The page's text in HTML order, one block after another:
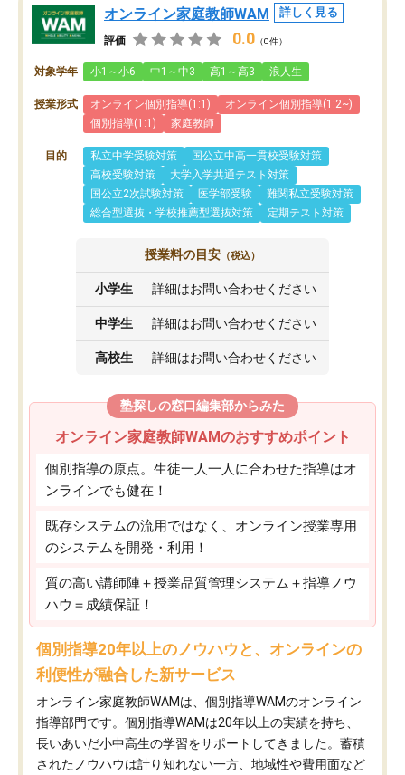
オンライン家庭教師WAM 詳しく見る
評価 0.0 （0件）
対象学年 小1～小6 中1～中3 高1～高3 浪人生
授業形式 オンライン個別指導(1:1)
オンライン個別指導(1:2~)
個別指導(1:1)
家庭教師
目的 私立中学受験対策
国公立中高一貫校受験対策
高校受験対策
大学入学共通テスト対策
国公立2次試験対策
医学部受験
難関私立受験対策
総合型選抜・学校推薦型選抜対策
定期テスト対策
授業料の目安 （税込）
小学生 詳細はお問い合わせください
中学生 詳細はお問い合わせください
高校生 詳細はお問い合わせください
塾探しの窓口編集部からみた
オンライン家庭教師WAMのおすすめポイント
個別指導の原点。生徒一人一人に合わせた指導はオ
ンラインでも健在！
既存システムの流用ではなく、オンライン授業専用
のシステムを開発・利用！
質の高い講師陣＋授業品質管理システム＋指導ノウ
ハウ＝成績保証！
個別指導20年以上のノウハウと、オンラインの
利便性が融合した新サービス
オンライン家庭教師WAMは、個別指導WAMのオンライン
指導部門です。個別指導WAMは20年以上の実績を持ち、
長いあいだ小中高生の学習をサポートしてきました。蓄積
されたノウハウは計り知れない一方、地域性や費用面など